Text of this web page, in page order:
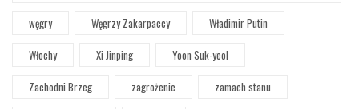
węgry
Węgrzy Zakarpaccy
Władimir Putin
Włochy
Xi Jinping
Yoon Suk-yeol
Zachodni Brzeg
zagrożenie
zamach stanu